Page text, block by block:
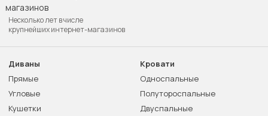
Несколько лет в числе
крупнейших интернет-магазинов
Диваны
Прямые
Угловые
Кушетки
Кровати
Односпальные
Полутороспальные
Двуспальные